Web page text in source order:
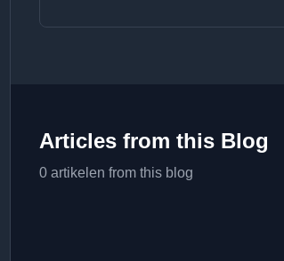
Articles from this Blog
0 artikelen from this blog